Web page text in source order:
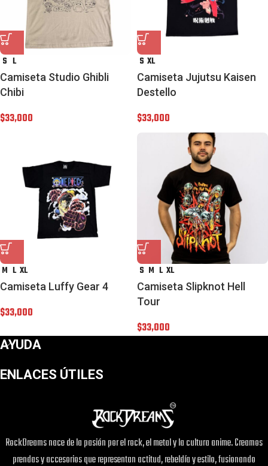
S L
Camiseta Studio Ghibli
Chibi
$33,000
S XL
Camiseta Jujutsu Kaisen
Destello
$33,000
M L XL
Camiseta Luffy Gear 4
$33,000
S M L XL
Camiseta Slipknot Hell
Tour
$33,000
AYUDA
ENLACES ÚTILES
RockDreams nace de la pasión por el rock, el metal y la cultura anime. Creamos
prendas y accesorios que representan actitud, rebeldía y estilo, fusionando